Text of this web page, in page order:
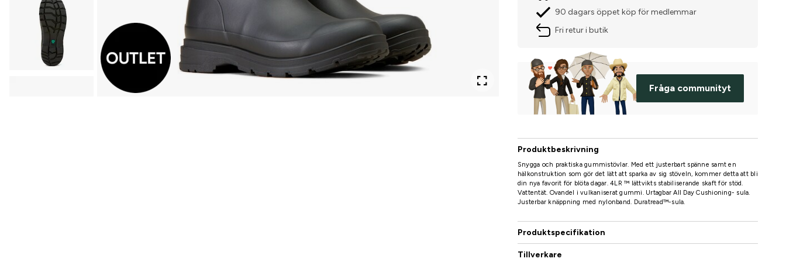
90 dagars öppet köp för medlemmar
Fri retur i butik
Fråga communityt
Produktbeskrivning
Snygga och praktiska gummistövlar. Med ett justerbart spänne samt en
hälkonstruktion som gör det lätt att sparka av sig stöveln, kommer detta att bli
din nya favorit för blöta dagar. 4LR ™ lättvikts stabiliserande skaft för stöd.
Vattentät. Ovandel i vulkaniserat gummi. Urtagbar All Day Cushioning- sula.
Justerbar knäppning med nylonband. Duratread™-sula.
Produktspecifikation
Tillverkare